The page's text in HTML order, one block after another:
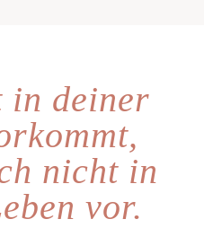
in deiner
nicht in
vor.